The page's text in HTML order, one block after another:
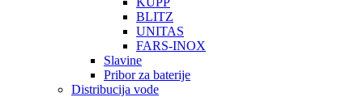
BLITZ
UNITAS
FARS-INOX
Slavine
Pribor za baterije
Distribucija vode